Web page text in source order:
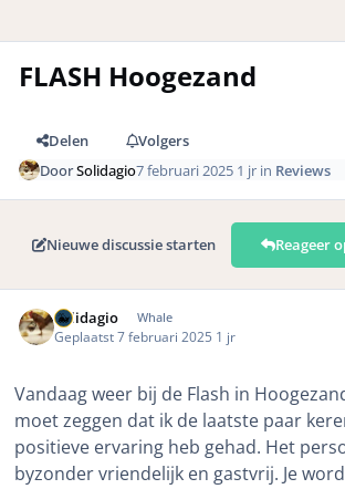
FLASH Hoogezand
Delen
Volgers
DoorSolidagio7 februari 2025 1 jr in Reviews
Nieuwe discussie starten Reageer
Solidagio Whale
Geplaatst7 februari 2025 1 jr
Vandaag weer bij de Flash in
moet zeggen dat ik de laatste paar
positieve ervaring heb gehad. Het
byzonder vriendelijk en gastvrij. Je